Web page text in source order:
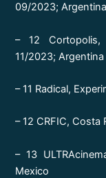
09/2023; Argentina
– 12 Cortopolis,
11/2023; Argentina
– 11 Radical,
– 12 CRFIC, Costa
– 13
Mexico